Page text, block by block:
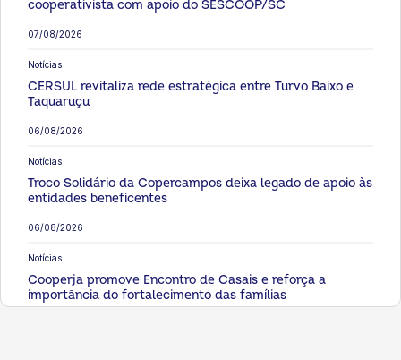
07/08/2026
cooperativista com apoio do SESCOOP/SC
Notícias
06/08/2026
CERSUL revitaliza rede estratégica entre Turvo Baixo e
Taquaruçu
Notícias
06/08/2026
Troco Solidário da Copercampos deixa legado de apoio às
entidades beneficentes
Notícias
Cooperja promove Encontro de Casais e reforça a
importância do fortalecimento das famílias